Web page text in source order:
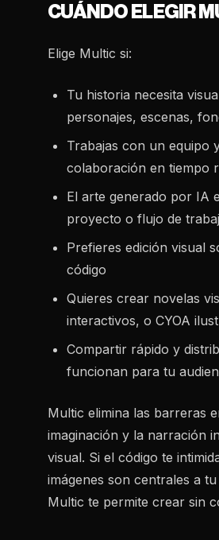
CUÁNDO ELEGIR
Elige Multic si:
Tu historia necesita
personajes, escenas,
Trabajas con un equipo
colaboración en tiempo
El arte generado por IA
proyecto o flujo de
Prefieres edición visual
código
Quieres crear novelas
interactivos, o CYOA
Compartir rápido y
funcionan para tu
Multic elimina las barreras
imaginación y la narración
visual. Si el código te
imágenes son centrales a
Multic te permite crear sin